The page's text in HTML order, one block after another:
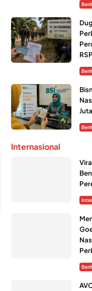
Juta
Internasional